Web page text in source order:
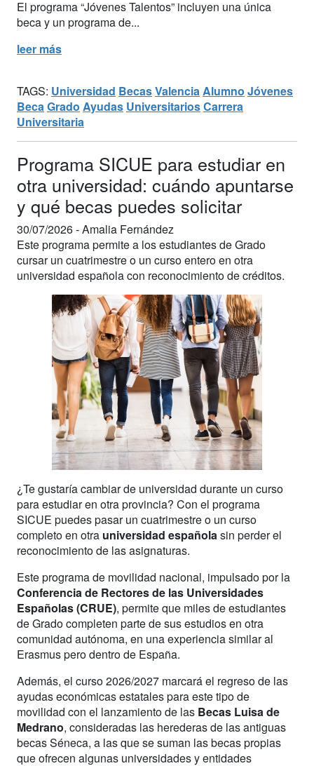
El programa “Jóvenes Talentos” incluyen una única
beca y un programa de...
leer más
TAGS: Universidad BecasValenciaAlumno Jóvenes
BecaGrado Ayudas UniversitariosCarrera
Universitaria
Programa SICUE para estudiar en
otra universidad: cuándo apuntarse
y qué becas puedes solicitar
30/07/2026 -Amalia Fernández
Este programa permite a los estudiantes de Grado
cursar un cuatrimestre o un curso entero en otra
universidad española con reconocimiento de créditos.
¿Te gustaría cambiar de universidad durante un curso
para estudiar en otra provincia? Con el programa
SICUE puedes pasar un cuatrimestre o un curso
completo en otra universidad españolasin perder el
reconocimiento de las asignaturas.
Este programa de movilidad nacional, impulsado por la
Conferencia de Rectores de las Universidades
Españolas (CRUE), permite que miles de estudiantes
de Grado completen parte de sus estudios en otra
comunidad autónoma, en una experiencia similar al
Erasmus pero dentro de España.
Además, el curso 2026/2027 marcará el regreso de las
ayudas económicas estatales para este tipo de
movilidad con el lanzamiento de las Becas Luisa de
Medrano, consideradas las herederas de las antiguas
becas Séneca, a las que se suman las becas propias
que ofrecen algunas universidades y entidades